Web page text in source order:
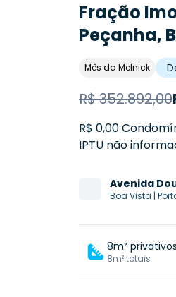
Fração
Peçanha,
Mês da Melnick
R$352.892,00
R$ 0,00
IPTU não
Avenida
Boa Vista |
8m² privativos
8m² totais